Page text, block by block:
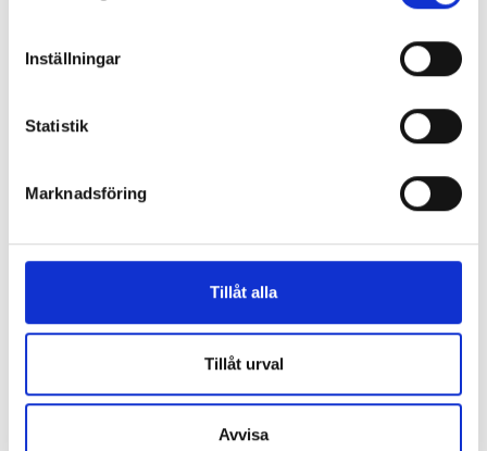
Inställningar
Statistik
Marknadsföring
Tillåt alla
Tillåt urval
Avvisa
chefredaktörerna
Så mycket tjänar dagspresscheferna